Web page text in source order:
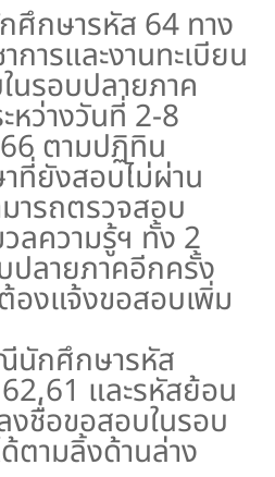
ารหัส 64 ทาง
การและงานทะเบียน
นรอบปลายภาค
หว่างวันที่ 2-8
ตามปฏิทิน
ที่ยังสอบไม่ผ่าน
ารถตรวจสอบ
ลความรู้ฯ ทั้ง 2
ปลายภาคอีกครั้ง
องแจ้งขอสอบเพิ่ม
ศึกษารหัส
และรหัสย้อน
งชื่อขอสอบในรอบ
ตามลิ้งด้านล่าง